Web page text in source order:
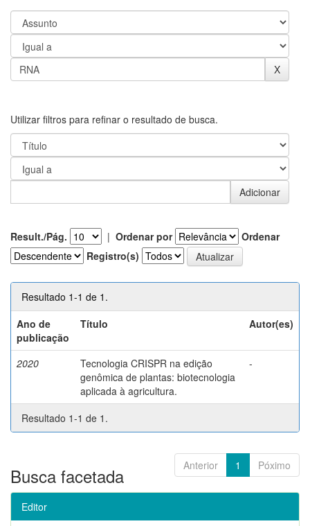
Utilizar filtros para refinar o resultado de busca.
Result./Pág. | Ordenar por
Ordenar
Registro(s)
Resultado 1-1 de 1.
Ano de
publicação
Título Autor(es)
2020
Tecnologia CRISPR na edição
genômica de plantas: biotecnologia
aplicada à agricultura.
-
Resultado 1-1 de 1.
Anterior 1 Póximo
Busca facetada
Editor